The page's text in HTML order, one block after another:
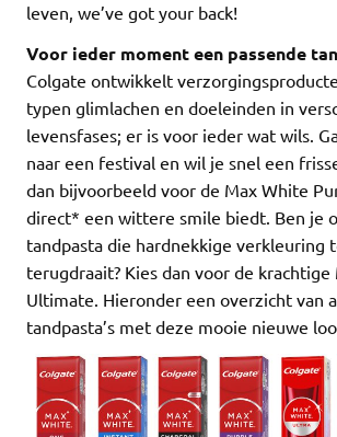
leven, we’ve got your back!
Voor ieder moment een passende
Colgate ontwikkelt
typen glimlachen en doeleinden in
levensfases; er is voor ieder wat wils.
naar een festival en wil je snel een
dan bijvoorbeeld voor de Max White
direct* een wittere smile biedt. Ben je
tandpasta die hardnekkige verkleuring
terugdraait? Kies dan voor de krachtige
Ultimate. Hieronder een overzicht van
tandpasta’s met deze mooie nieuwe